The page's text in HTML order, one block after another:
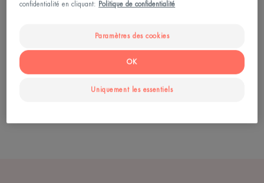
La transmission à travers les couches
réaction photochimique au niveau de différentes
substances contenues dans les cellules telles que la
kératine, la mélanine, les protéines ou encore les
confidentialité en cliquant:
Politique de confidentialité
Paramètres des cookies
Uniquement les essentiels
OK